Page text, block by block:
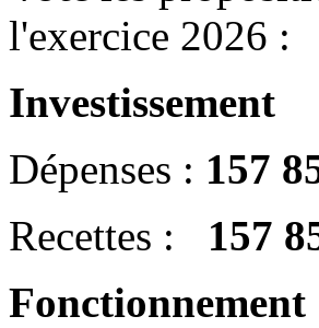
l'exercice 2026 :
Investissement
Dépenses : 157
Recettes : 157
Fonctionnement